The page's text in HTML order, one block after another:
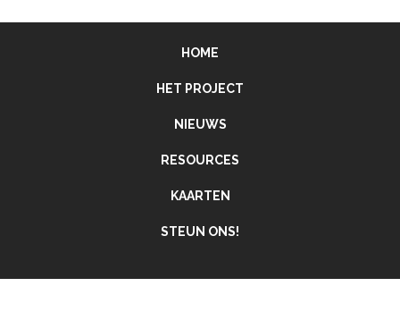
HOME
HET PROJECT
NIEUWS
RESOURCES
KAARTEN
STEUN ONS!